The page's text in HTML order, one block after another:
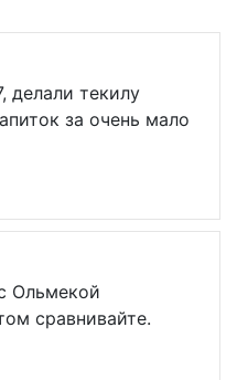
делали текилу
за очень мало
Ольмекой
сравнивайте.